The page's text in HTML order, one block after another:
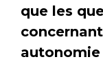
que les